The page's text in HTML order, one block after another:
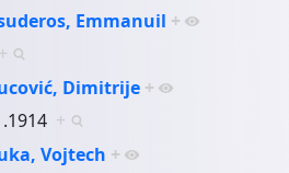
Emmanuil +
+
Dimitrije +
+
Vojtech +